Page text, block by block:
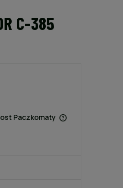
C-385
Paczkomaty